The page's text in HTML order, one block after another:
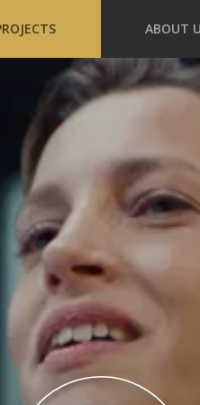
ABOUT